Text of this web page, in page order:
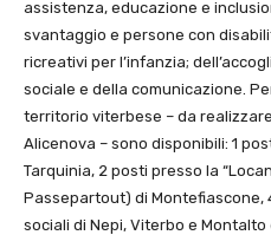
assistenza, educazione e
svantaggio e persone con
ricreativi per l’infanzia;
sociale e della comunicazione.
territorio viterbese – da
Alicenova – sono disponibili: 1
Tarquinia, 2 posti presso la
Passepartout) di
sociali di Nepi, Viterbo e